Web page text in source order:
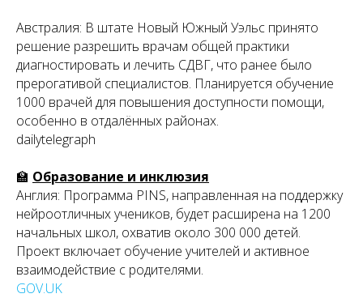
Австралия: В штате Новый Южный Уэльс принято
решение разрешить врачам общей практики
диагностировать и лечить СДВГ, что ранее было
прерогативой специалистов. Планируется обучение
1000 врачей для повышения доступности помощи,
особенно в отдалённых районах.
dailytelegraph
🏫 Образование и инклюзия
Англия: Программа PINS, направленная на поддержку
нейроотличных учеников, будет расширена на 1200
начальных школ, охватив около 300 000 детей.
Проект включает обучение учителей и активное
взаимодействие с родителями.
GOV.UK